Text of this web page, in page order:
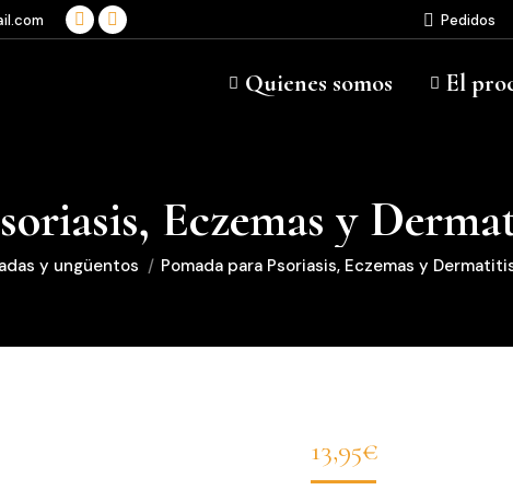
Facebook
Instagram
Pedidos
Quienes somos El
Eczemas y
y ungüentos Pomada para Psoriasis, Eczemas y
13,95€